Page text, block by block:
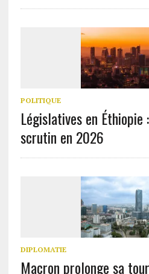
POLITIQUE
Législatives en
scrutin en 2026
DIPLOMATIE
Macron prolonge sa